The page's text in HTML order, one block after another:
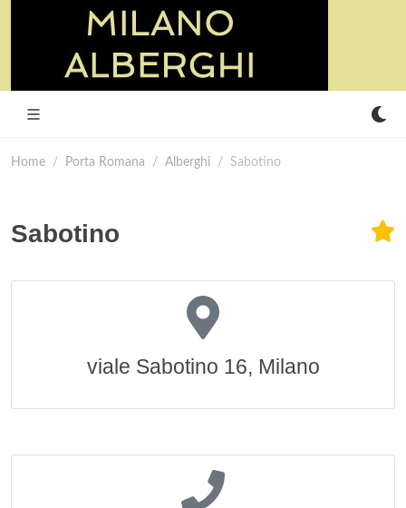
Home Porta Romana Alberghi Sabotino
Sabotino
viale Sabotino 16, Milano